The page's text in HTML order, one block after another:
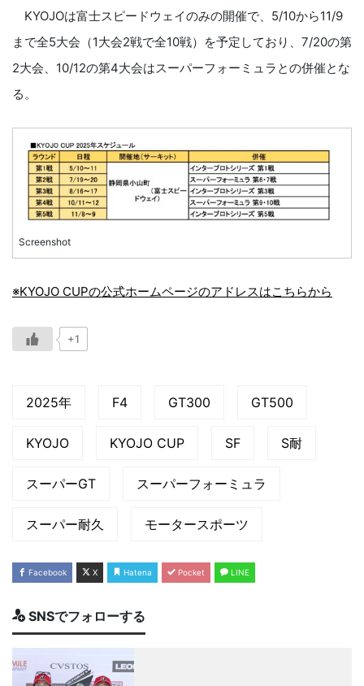
KYOJOは富士スピードウェイのみの開催で、5/10から11/9
まで全5大会（1大会2戦で全10戦）を予定しており、7/20の第
2大会、10/12の第4大会はスーパーフォーミュラとの併催とな
る。
Screenshot
※KYOJO CUPの公式ホームページのアドレスはこちらから
+1
2025年 F4 GT300 GT500
KYOJO KYOJO CUP SF S耐
スーパーGT スーパーフォーミュラ
スーパー耐久 モータースポーツ
Facebook X Hatena Pocket LINE
SNSでフォローする